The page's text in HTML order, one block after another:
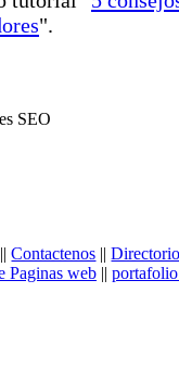
".
||Contactenos ||
Paginas web ||